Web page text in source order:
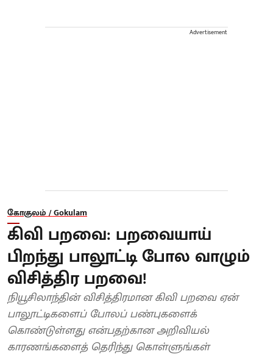
Advertisement
கோகுலம் / Gokulam
கிவி பறவை: பறவையாய்
பிறந்து பாலூட்டி போல வாழும்
விசித்திர பறவை!
நியூசிலாந்தின் விசித்திரமான கிவி பறவை ஏன்
பாலூட்டிகளைப் போலப் பண்புகளைக்
கொண்டுள்ளது என்பதற்கான அறிவியல்
காரணங்களைத் தெரிந்து கொள்ளுங்கள்